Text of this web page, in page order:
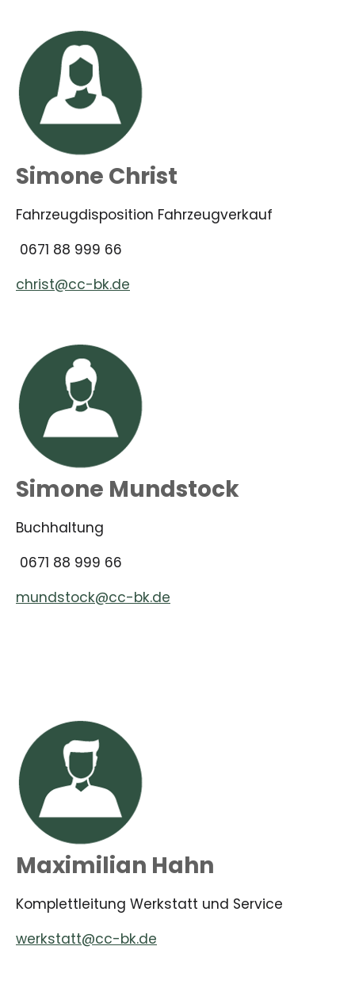
Simone Christ
Fahrzeugdisposition Fahrzeugverkauf
0671 88 999 66
christ@cc-bk.de
Simone Mundstock
Buchhaltung
0671 88 999 66
mundstock@cc-bk.de
Maximilian Hahn
Komplettleitung Werkstatt und Service
werkstatt@cc-bk.de